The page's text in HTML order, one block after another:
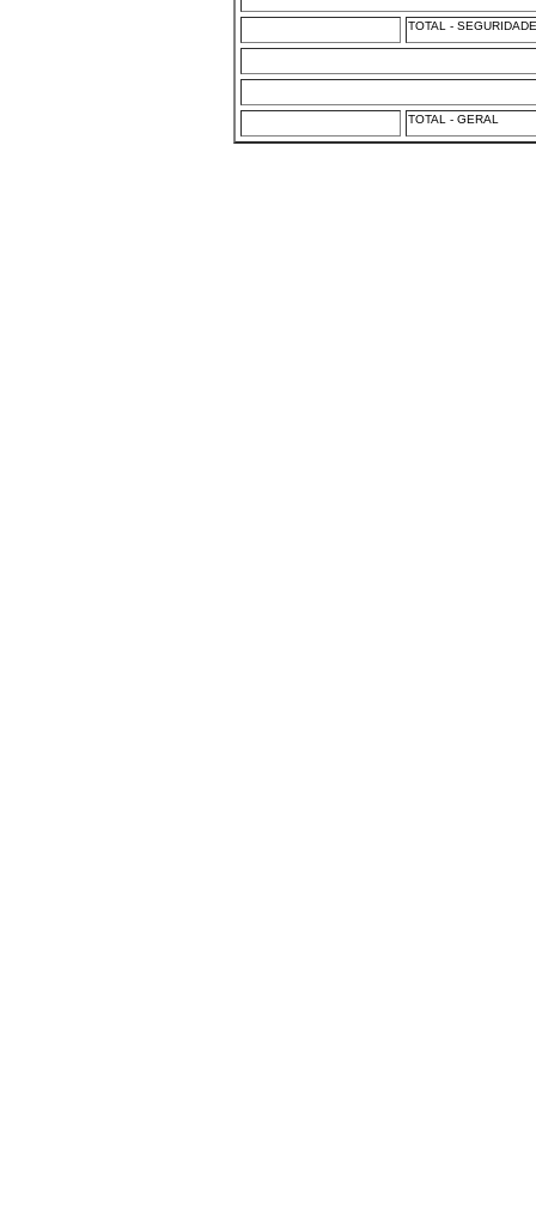
TOTAL - SEGURIDADE
TOTAL - GERAL